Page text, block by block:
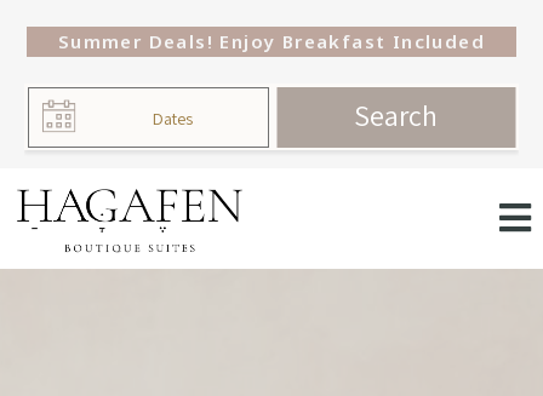
Summer Deals! Enjoy Breakfast Included